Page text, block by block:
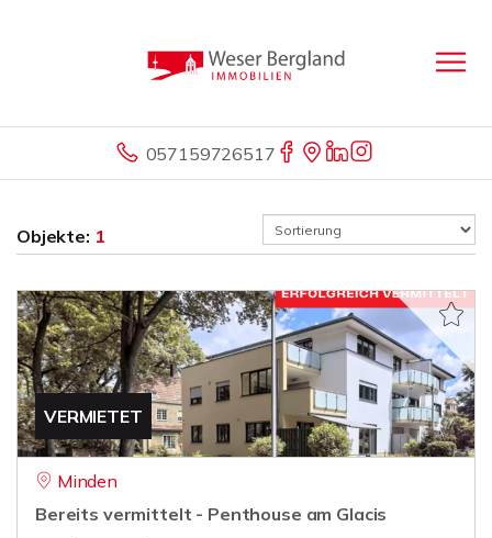
057159726517
Objekte: 1
VERMIETET
Minden
Bereits vermittelt - Penthouse am Glacis